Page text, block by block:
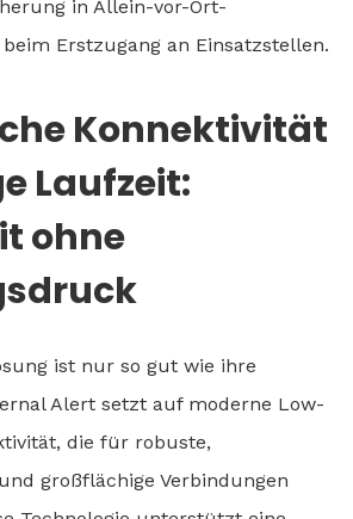
in Allein-vor-Ort-
Erstzugang an Einsatzstellen.
Konnektivität
Laufzeit:
ohne
ist nur so gut wie ihre
Alert setzt auf moderne Low-
die für robuste,
großflächige Verbindungen